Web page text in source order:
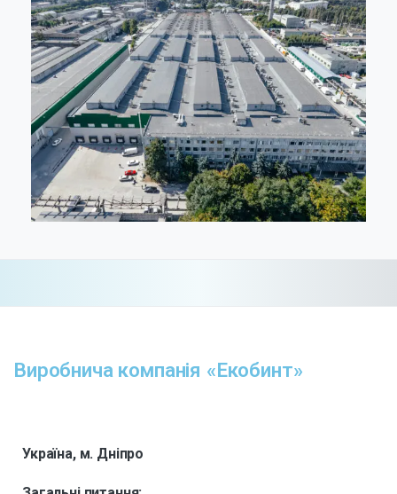
Виробнича компанія «Екобинт»
Україна, м. Дніпро